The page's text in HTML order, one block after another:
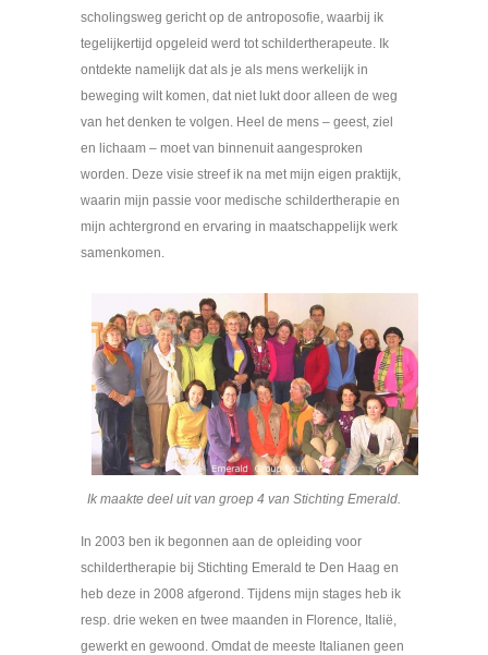
scholingsweg gericht op de antroposofie, waarbij ik
tegelijkertijd opgeleid werd tot schildertherapeute. Ik
ontdekte namelijk dat als je als mens werkelijk in
beweging wilt komen, dat niet lukt door alleen de weg
van het denken te volgen. Heel de mens – geest, ziel
en lichaam – moet van binnenuit aangesproken
worden. Deze visie streef ik na met mijn eigen praktijk,
waarin mijn passie voor medische schildertherapie en
mijn achtergrond en ervaring in maatschappelijk werk
samenkomen.
Ik maakte deel uit van groep 4 van Stichting Emerald.
In 2003 ben ik begonnen aan de opleiding voor
schildertherapie bij Stichting Emerald te Den Haag en
heb deze in 2008 afgerond. Tijdens mijn stages heb ik
resp. drie weken en twee maanden in Florence, Italië,
gewerkt en gewoond. Omdat de meeste Italianen geen